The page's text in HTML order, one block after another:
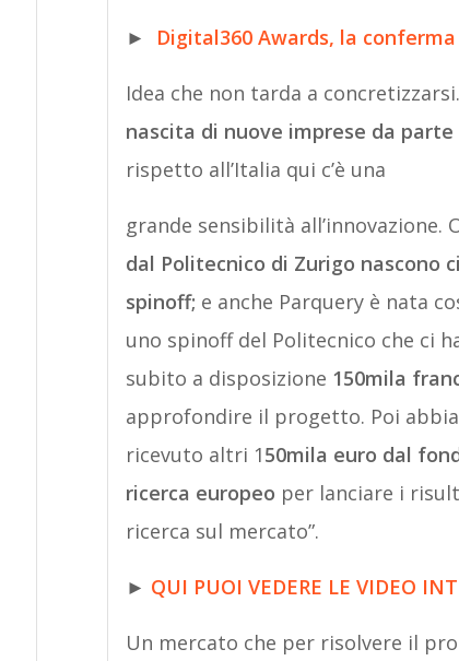
► Digital360 Awards, la
Idea che non tarda a
nascita di nuove imprese da
rispetto all’Italia qui c’è una
grande sensibilità all’innovazione.
dal Politecnico di Zurigo nascono
spinoff; e anche Parquery è nata
uno spinoff del Politecnico che ci
subito a disposizione 150mila
approfondire il progetto. Poi
ricevuto altri 150mila euro dal
ricerca europeo per lanciare i
ricerca sul mercato”.
► QUI PUOI VEDERE LE VIDEO
Un mercato che per risolvere il